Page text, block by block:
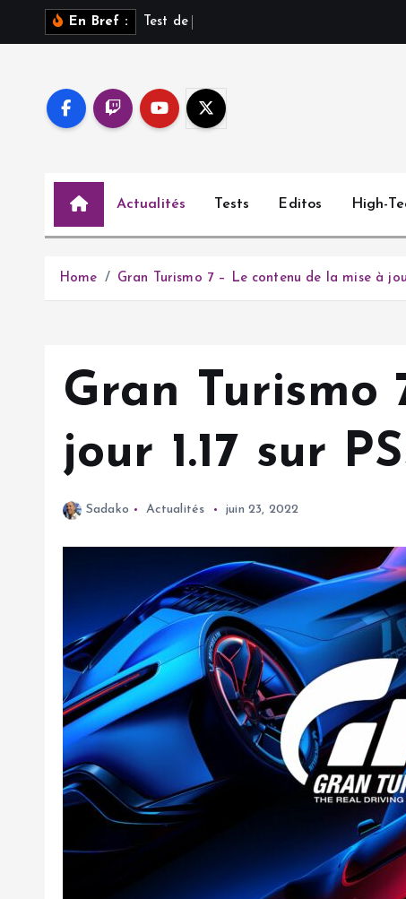
En Bref : est d e
Actualités Tests Editos High-
Home Gran Turismo 7 – Le contenu de la mise à
Gran Turismo
jour 1.17 sur
Sadako Actualités juin 23, 2022